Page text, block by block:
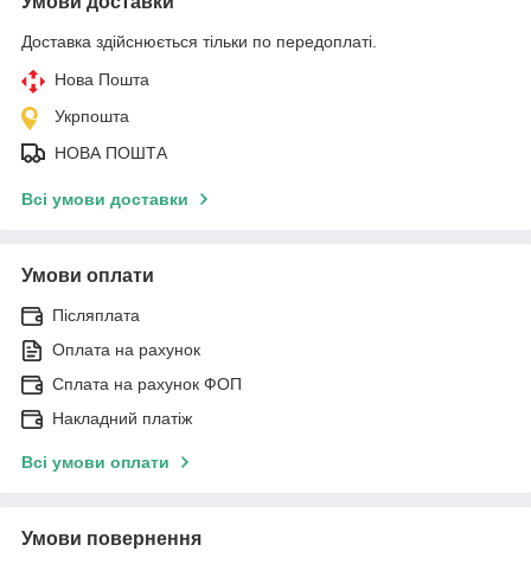
Доставка здійснюється тільки по передоплаті.
Нова Пошта
Укрпошта
НОВА ПОШТА
Всі умови доставки
Умови оплати
Післяплата
Оплата на рахунок
Сплата на рахунок ФОП
Накладний платіж
Всі умови оплати
Умови повернення